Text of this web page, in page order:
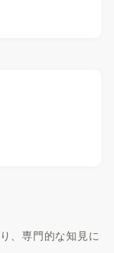
、専門的な知見に